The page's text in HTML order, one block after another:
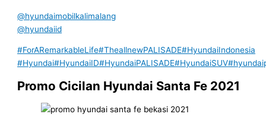
@hyundaimobilkalimalang
@hyundaiid
#ForARemarkableLife#TheallnewPALISADE#HyundaiIndonesia
#Hyundai#HyundaiID#HyundaiPALISADE#HyundaiSUV
Promo Cicilan Hyundai Santa Fe 2021